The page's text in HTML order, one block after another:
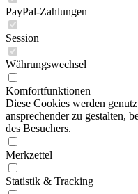
PayPal-Zahlungen
Session
Währungswechsel
Komfortfunktionen
Diese Cookies werden
ansprechender zu gestalten,
des Besuchers.
Merkzettel
Statistik & Tracking